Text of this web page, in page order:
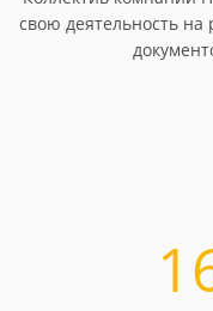
свою деятельность на